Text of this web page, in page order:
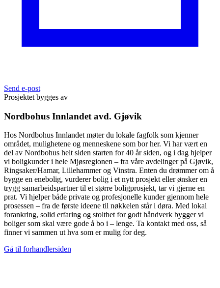
Send e-post
Prosjektet bygges av
Nordbohus Innlandet avd. Gjøvik
Hos Nordbohus Innlandet møter du lokale fagfolk som kjenner
området, mulighetene og menneskene som bor her. Vi har vært en
del av Nordbohus helt siden starten for 40 år siden, og i dag hjelper
vi boligkunder i hele Mjøsregionen – fra våre avdelinger på Gjøvik,
Ringsaker/Hamar, Lillehammer og Vinstra. Enten du drømmer om å
bygge en enebolig, vurderer bolig i et nytt prosjekt eller ønsker en
trygg samarbeidspartner til et større boligprosjekt, tar vi gjerne en
prat. Vi hjelper både private og profesjonelle kunder gjennom hele
prosessen – fra de første ideene til nøkkelen står i døra. Med lokal
forankring, solid erfaring og stolthet for godt håndverk bygger vi
boliger som skal være gode å bo i – lenge. Ta kontakt med oss, så
finner vi sammen ut hva som er mulig for deg.
Gå til forhandlersiden